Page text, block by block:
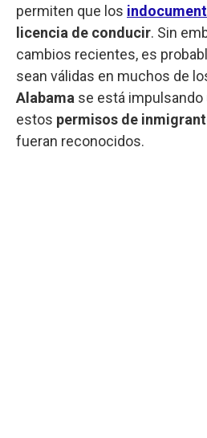
permiten que los
licencia de conducir. Sin
cambios recientes, es
sean válidas en muchos de
Alabama se está impulsando
estos permisos de
fueran reconocidos.